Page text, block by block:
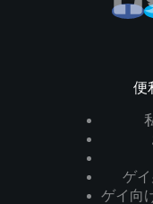
便
ゲ
ゲイ向